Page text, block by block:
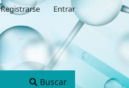
Buscar
Registrarse Entrar